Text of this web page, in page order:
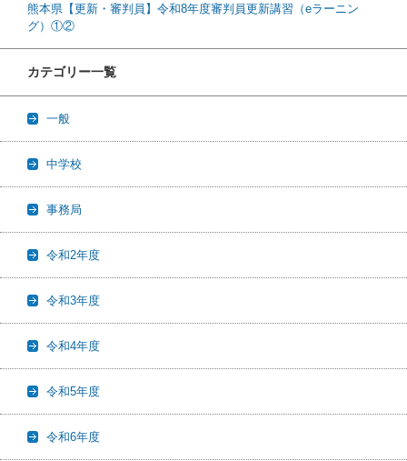
熊本県【更新・審判員】令和8年度審判員更新講習（eラーニン
グ）①②
カテゴリー一覧
一般
中学校
事務局
令和2年度
令和3年度
令和4年度
令和5年度
令和6年度